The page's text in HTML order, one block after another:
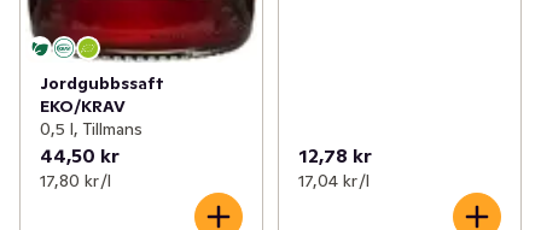
Jordgubbssaft
EKO/KRAV
0,5 l, Tillmans
44,50 kr
17,80 kr /l
12,78 kr
17,04 kr /l